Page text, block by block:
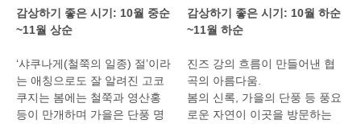
감상하기 좋은 시기 : 10월 중순
~11월 상순
‘샤쿠나게(철쭉의 일종) 절’이라
는 애칭으로도 잘 알려진 고코
쿠지는 봄에는 철쭉과 영산홍
등이 만개하며 가을은 단풍 명
감상하기 좋은 시기 : 10월 하순
~11월 하순
진즈 강의 흐름이 만들어낸 협
곡의 아름다움.
봄의 신록, 가을의 단풍 등 풍요
로운 자연이 이곳을 방문하는